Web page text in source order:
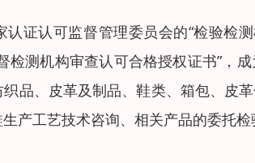
证认可监督管理委员会的“检验检
检测机构审查认可合格授权证书”，
品、皮革及制品、鞋类、箱包、皮
产工艺技术咨询、相关产品的委托检